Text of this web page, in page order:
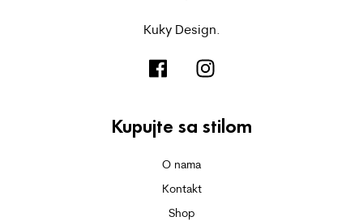
Kuky Design.
Kupujte sa stilom
O nama
Kontakt
Shop